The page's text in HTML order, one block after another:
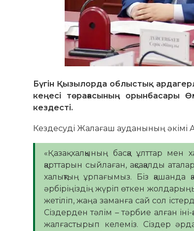
Бүгін Қызылорда облыстық
кеңесі төрағасының орынбасары
кездесті.
Кездесуді Жалағаш ауданының әкімі
«Қазақ халқының басқа ұлттар мен
қарттарын сыйлаған, ақсақалды
халықтың ұрпағымыз. Біз қашанда
әрбіріңіздің жүріп өткен
жетіліп, жаңа заманға сай сол
Сіздерден тәлім – тәрбие алған
жалғастырып келеміз. Сіздер